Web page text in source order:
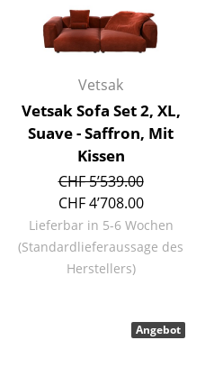
Betten
Einzelbetten
Stapelbetten
Kinderbetten
Nachttische & Bettzubehör
... alle Betten
Vetsak
Vetsak Sofa Set 2, XL,
Suave - Saffron, Mit
Kissen
CHF 5’539.00
CHF 4’708.00
Lieferbar in 5-6 Wochen
(Standardlieferaussage des
Herstellers)
Angebot